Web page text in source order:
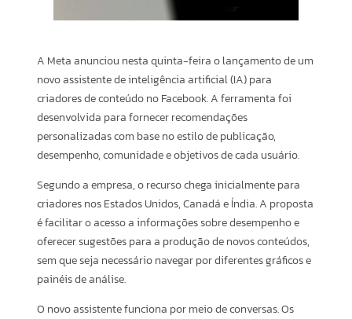
A Meta anunciou nesta quinta-feira o lançamento de um
novo assistente de inteligência artificial (IA) para
criadores de conteúdo no Facebook. A ferramenta foi
desenvolvida para fornecer recomendações
personalizadas com base no estilo de publicação,
desempenho, comunidade e objetivos de cada usuário.
Segundo a empresa, o recurso chega inicialmente para
criadores nos Estados Unidos, Canadá e Índia. A proposta
é facilitar o acesso a informações sobre desempenho e
oferecer sugestões para a produção de novos conteúdos,
sem que seja necessário navegar por diferentes gráficos e
painéis de análise.
O novo assistente funciona por meio de conversas. Os